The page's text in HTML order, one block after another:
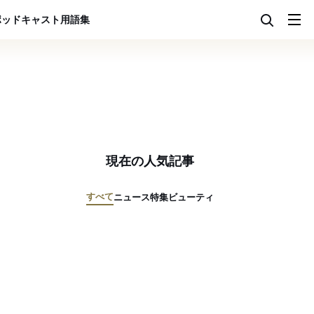
ドキャスト用語集
現在の人気記事
すべてニュース特集ビューティ